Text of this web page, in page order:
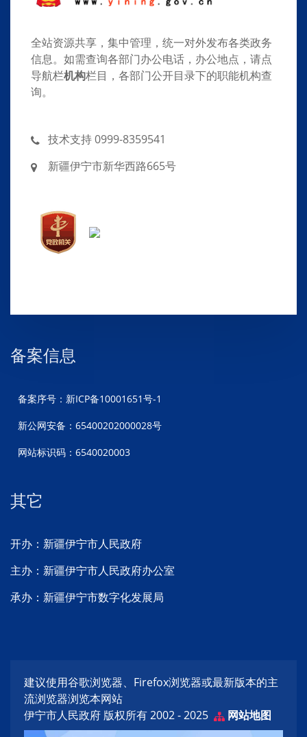
全站资源共享，集中管理，统一对外发布各类政务
信息。如需查询各部门办公电话，办公地点，请点
导航栏机构栏目，各部门公开目录下的职能机构查
询。
技术支持 0999-8359541
新疆伊宁市新华西路665号
备案信息
备案序号：新ICP备10001651号-1
新公网安备：65400202000028号
网站标识码：6540020003
其它
开办：新疆伊宁市人民政府
主办：新疆伊宁市人民政府办公室
承办：新疆伊宁市数字化发展局
建议使用谷歌浏览器、Firefox浏览器或最新版本的主
流浏览器浏览本网站
伊宁市人民政府 版权所有 2002 - 2025
网站地图